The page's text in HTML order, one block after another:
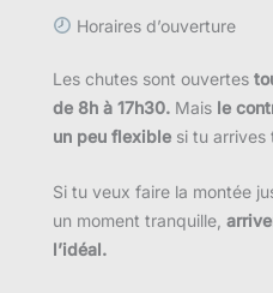
Horaires d’ouverture
Les chutes sont ouvertes
de 8h à 17h30. Mais le
un peu flexible si tu arrives
Si tu veux faire la montée
un moment tranquille,
l’idéal.